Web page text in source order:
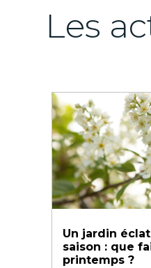
Les
Un jardin
saison : que
printemps ?